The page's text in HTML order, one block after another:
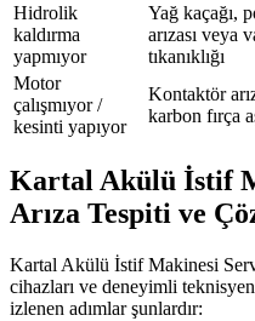
Hidrolik
kaldırma
yapmıyor
Yağ kaçağı,
arızası veya
tıkanıklığı
Motor
çalışmıyor /
kesinti yapıyor
Kontaktör
karbon fırça
Kartal Akülü İstif
Arıza Tespiti ve
Kartal Akülü İstif Makinesi
cihazları ve deneyimli
izlenen adımlar şunlardır: